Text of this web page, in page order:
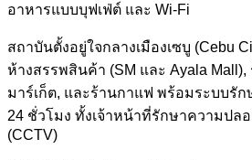
อาหารแบบบุฟเฟ่ต์ และ Wi-Fi
สถาบันตั้งอยู่ใจกลางเมืองเซบู (Cebu
ห้างสรรพสินค้า (SM และ Ayala Mall),
มาร์เก็ต, และร้านกาแฟ พร้อมระบบรั
24 ชั่วโมง ทั้งเจ้าหน้าที่รักษาความปล
(CCTV)